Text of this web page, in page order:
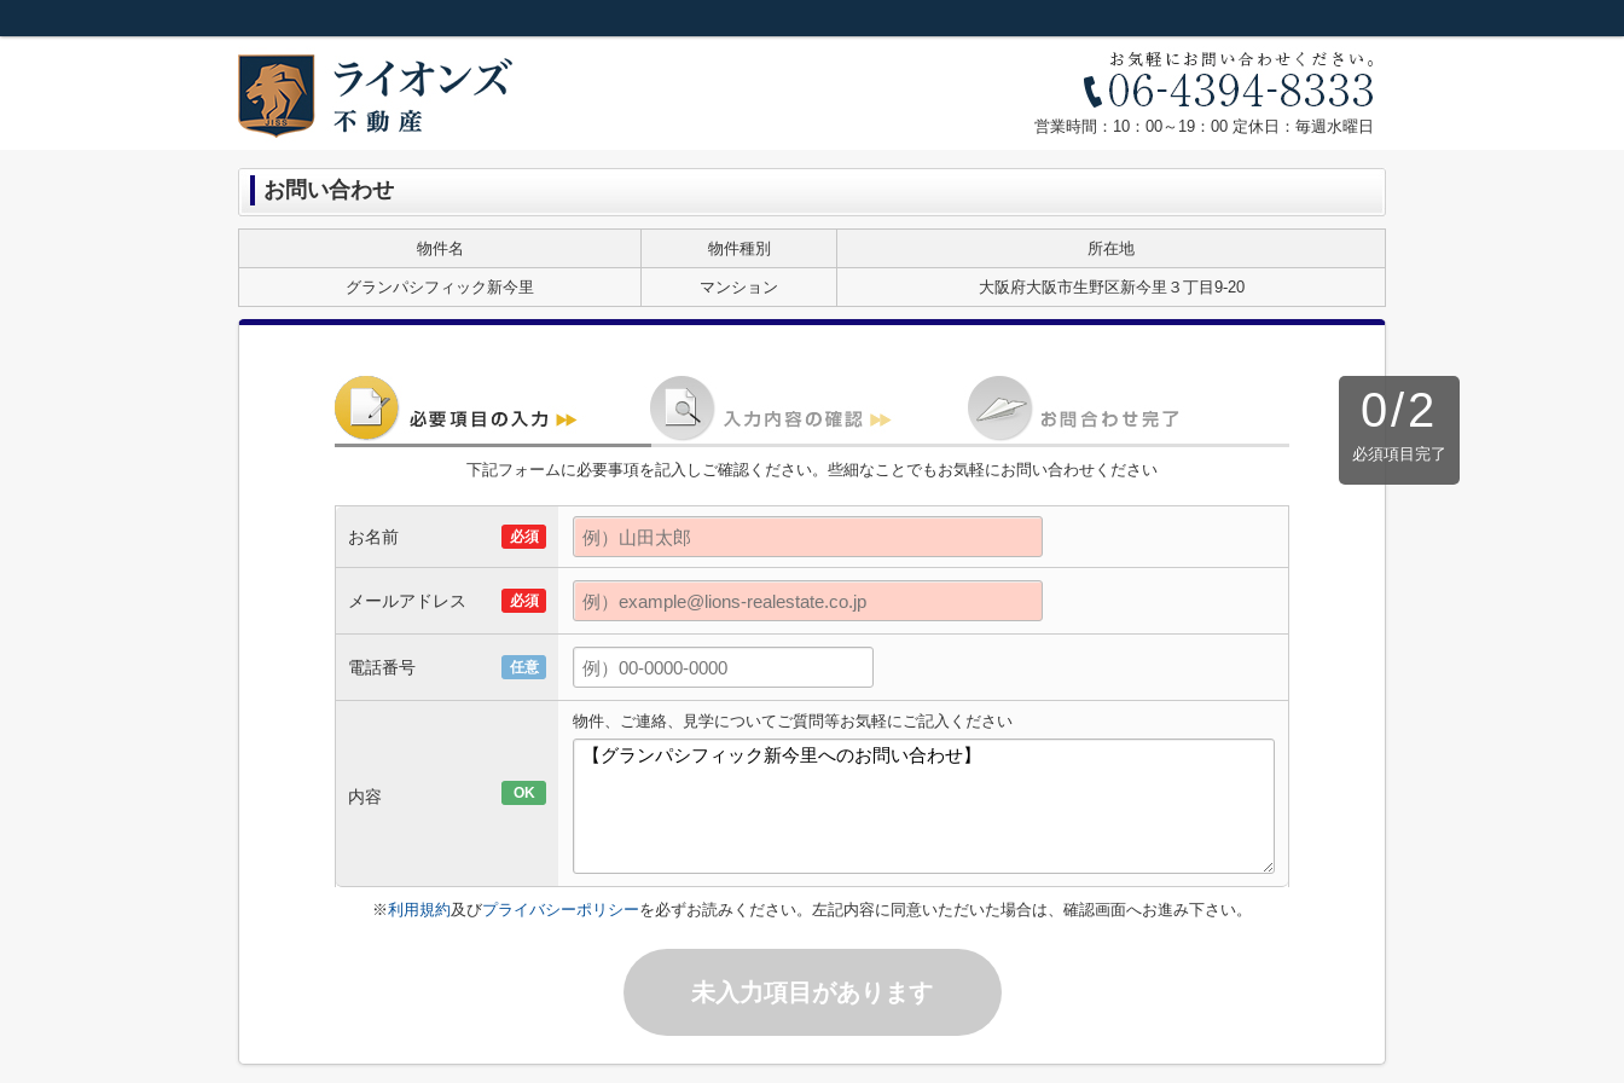
営業時間：10：00～19：00 定休日：毎週水曜日
お問い合わせ
物件名 物件種別 所在地
グランパシフィック新今里 マンション 大阪府大阪市生野区新今里３丁目9-20
0/2
必須項目完了
下記フォームに必要事項を記入しご確認ください。些細なことでもお気軽にお問い合わせください
お名前 必須
メールアドレス 必須
電話番号 任意
内容 OK
物件、ご連絡、見学についてご質問等お気軽にご記入ください
※利用規約及びプライバシーポリシーを必ずお読みください。左記内容に同意いただいた場合は、確認画面へお進み下さい。
未入力項目があります